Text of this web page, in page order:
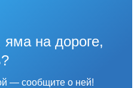
на дороге,
— сообщите о ней!